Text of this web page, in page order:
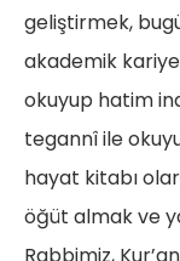
geliştirmek,
akademik
okuyup hatim
tegannî ile
hayat kitabı
öğüt almak ve